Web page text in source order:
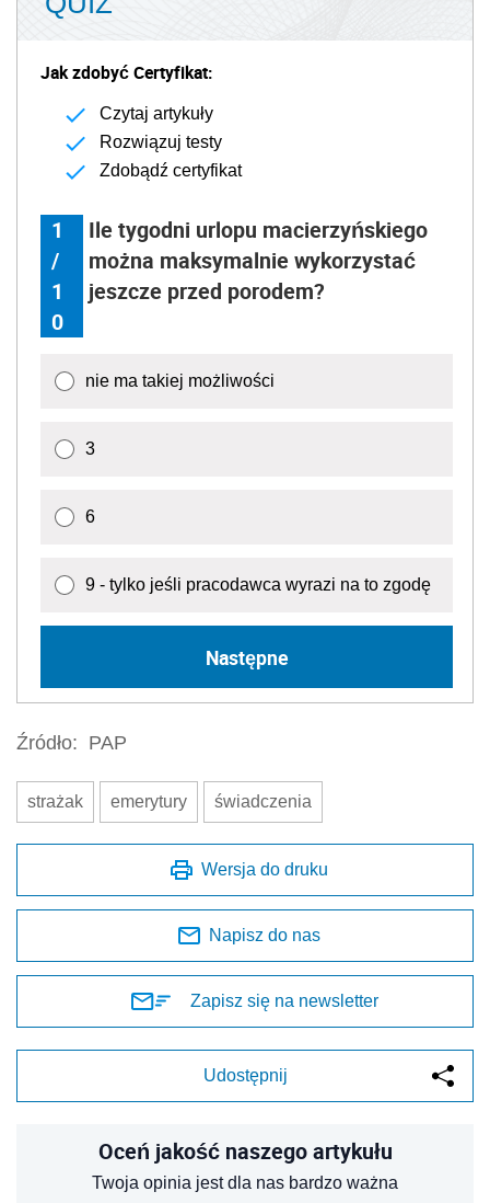
Jak zdobyć Certyfikat:
Czytaj artykuły
Rozwiązuj testy
Zdobądź certyfikat
1
/
1
0
Ile tygodni urlopu macierzyńskiego
można maksymalnie wykorzystać
jeszcze przed porodem?
nie ma takiej możliwości
3
6
9 - tylko jeśli pracodawca wyrazi na to zgodę
Następne
Źródło: PAP
strażak emerytury świadczenia
Wersja do druku
Napisz do nas
Zapisz się na newsletter
Udostępnij
Oceń jakość naszego artykułu
Twoja opinia jest dla nas bardzo ważna